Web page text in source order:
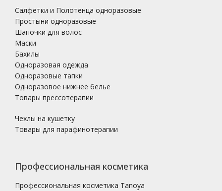
Салфетки и Полотенца одноразовые
Простыни одноразовые
Шапочки для волос
Маски
Бахилы
Одноразовая одежда
Одноразовые тапки
Одноразовое нижнее белье
Товары прессотерапии
Чехлы на кушетку
Товары для парафинотерапии
Профессиональная косметика
Профессиональная косметика Tanoya